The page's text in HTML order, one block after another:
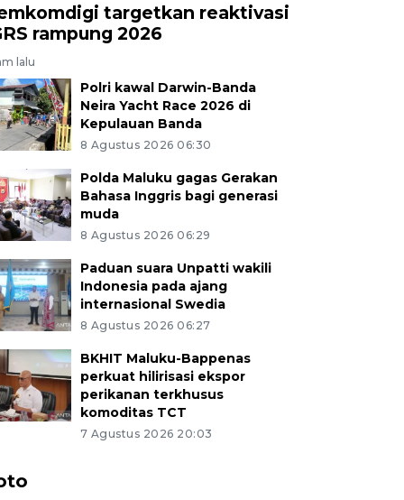
targetkan reaktivasi
rampung 2026
lalu
Polri kawal Darwin-Banda
Neira Yacht Race 2026 di
Kepulauan Banda
8 Agustus 2026 06:30
Polda Maluku gagas Gerakan
Bahasa Inggris bagi generasi
muda
8 Agustus 2026 06:29
Paduan suara Unpatti wakili
Indonesia pada ajang
internasional Swedia
8 Agustus 2026 06:27
BKHIT Maluku-Bappenas
perkuat hilirisasi ekspor
perikanan terkhusus
komoditas TCT
7 Agustus 2026 20:03